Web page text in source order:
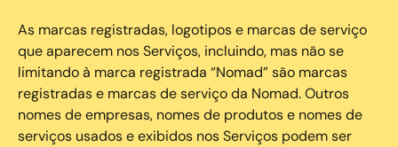
As marcas registradas, logotipos e marcas de serviço
que aparecem nos Serviços, incluindo, mas não se
limitando à marca registrada “Nomad” são marcas
registradas e marcas de serviço da Nomad. Outros
nomes de empresas, nomes de produtos e nomes de
serviços usados e exibidos nos Serviços podem ser